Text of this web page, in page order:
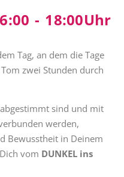
- 18:00Uhr
Tag, an dem die Tage
zwei Stunden durch
sind und mit
werden,
Bewusstheit in Deinem
vom DUNKEL ins